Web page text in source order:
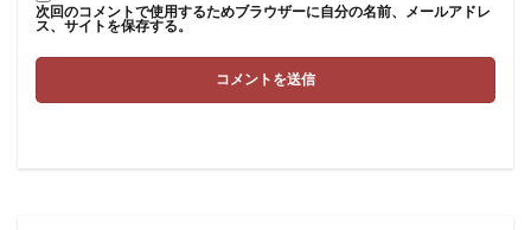
次回のコメントで使用するためブラウザーに自分の名前、メールアドレ
ス、サイトを保存する。